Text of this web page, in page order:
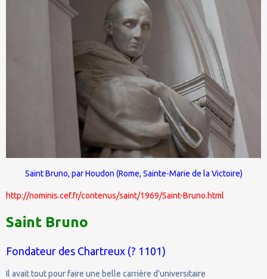
Saint Bruno, par Houdon (Rome, Sainte-Marie de la Victoire)
http://nominis.cef.fr/contenus/saint/1969/Saint-Bruno.html
Saint Bruno
Fondateur des Chartreux (? 1101)
Il avait tout pour faire une belle carrière d'universitaire